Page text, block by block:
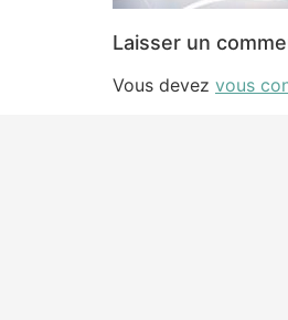
Laisser un
Vous devez vous